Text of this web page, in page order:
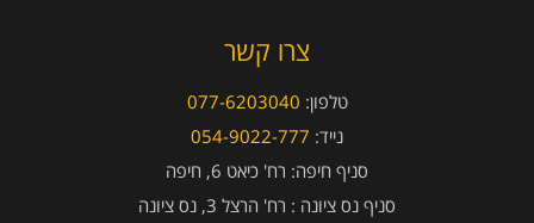
צרו קשר
טלפון: 077-6203040
נייד: 054-9022-777
סניף חיפה: רח' כיאט 6, חיפה
סניף נס ציונה : רח' הרצל 3, נס ציונה